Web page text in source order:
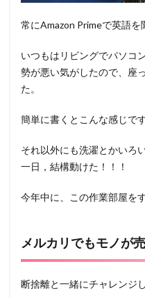
常にAmazon Primeで英語を
いつもはリビングでパソコ
勢が悪い気がしたので、座
た。
簡単に書くとこんな感じです
それ以外にも洗濯とかいろ
一日，結構動けた！！！
今年中に、この作業部屋を
メルカリでもモノが
断捨離と一緒にチャレンジ